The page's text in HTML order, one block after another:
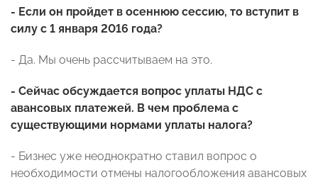
- Если он пройдет в осеннюю сессию, то вступит в
силу с 1 января 2016 года?
- Да. Мы очень рассчитываем на это.
- Сейчас обсуждается вопрос уплаты НДС с
авансовых платежей. В чем проблема с
существующими нормами уплаты налога?
- Бизнес уже неоднократно ставил вопрос о
необходимости отмены налогообложения авансовых